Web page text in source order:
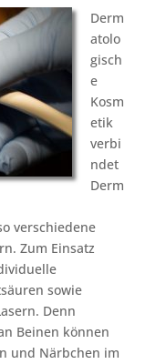
Derm
atolo
gisch
e
Kosm
etik
verbi
ndet
Derm
verschiedene
Zum Einsatz
sowie
Denn
Beinen können
und Närbchen im